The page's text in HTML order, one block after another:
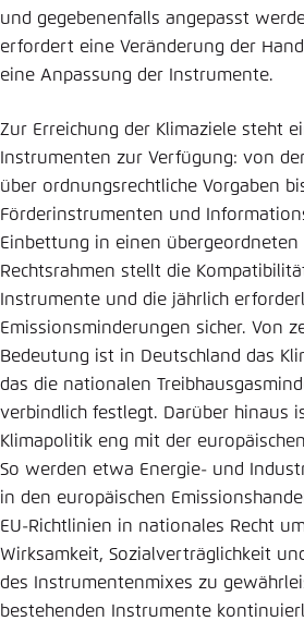
und gegebenenfalls angepasst
erfordert eine Veränderung der
eine Anpassung der Instrumente.
Zur Erreichung der Klimaziele steht
Instrumenten zur Verfügung: von der
über ordnungsrechtliche Vorgaben
Förderinstrumenten und
Einbettung in einen übergeordneten
Rechtsrahmen stellt die
Instrumente und die jährlich
Emissionsminderungen sicher. Von
Bedeutung ist in Deutschland das
das die nationalen
verbindlich festlegt. Darüber hinaus
Klimapolitik eng mit der
So werden etwa Energie- und
in den europäischen
EU-Richtlinien in nationales Recht
Wirksamkeit, Sozialverträglichkeit
des Instrumentenmixes zu
bestehenden Instrumente